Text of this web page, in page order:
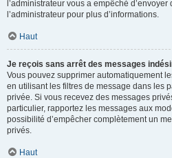
l’administrateur vous a empêché
l’administrateur pour plus d’informations.
Haut
Je reçois sans arrêt des messages
Vous pouvez supprimer automatiquement
en utilisant les filtres de message dans les
privée. Si vous recevez des messages
particulier, rapportez les messages aux
possibilité d’empêcher complètement un
privés.
Haut